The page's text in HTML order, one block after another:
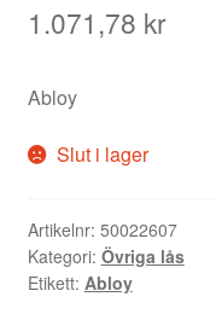
1.071,78 kr
Abloy
Slut i lager
Artikelnr: 50022607
Kategori: Övriga lås
Etikett: Abloy